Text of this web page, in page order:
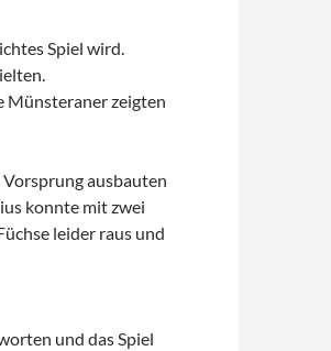
Spiel wird.
Münsteraner zeigten
ausbauten
konnte mit zwei
leider raus und
und das Spiel